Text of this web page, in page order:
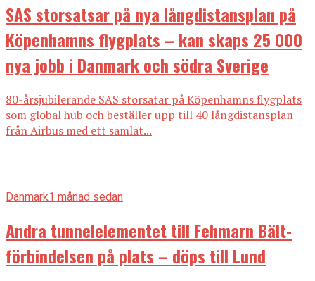
SAS storsatsar på nya långdistansplan på
Köpenhamns flygplats – kan skaps 25 000
nya jobb i Danmark och södra Sverige
80-årsjubilerande SAS storsatar på Köpenhamns flygplats
som global hub och beställer upp till 40 långdistansplan
från Airbus med ett samlat...
Danmark1 månad sedan
Andra tunnelelementet till Fehmarn Bält-
förbindelsen på plats – döps till Lund